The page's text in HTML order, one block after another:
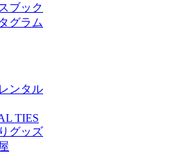
ブック
グラム
ンタル
TIES
グッズ